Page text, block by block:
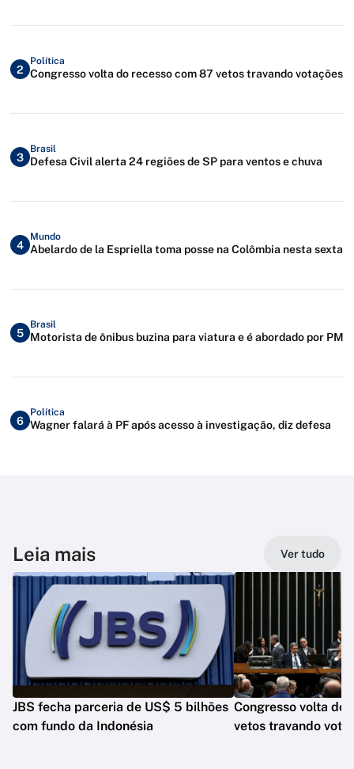
2
Política
Congresso volta do recesso com 87 vetos travando votações
3
Brasil
Defesa Civil alerta 24 regiões de SP para ventos e chuva
4
Mundo
Abelardo de la Espriella toma posse na Colômbia nesta sexta
5
Brasil
Motorista de ônibus buzina para viatura e é abordado por PM
6
Política
Wagner falará à PF após acesso à investigação, diz defesa
Leia mais Ver tudo
JBS fecha parceria de US$ 5 bilhões
com fundo da Indonésia
Congresso volta do
vetos travando